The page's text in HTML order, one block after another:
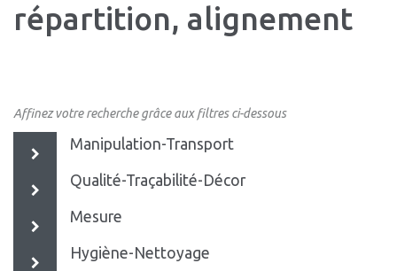
répartition, alignement
Affinez votre recherche grâce aux filtres ci-dessous
Manipulation-Transport
Qualité-Traçabilité-Décor
Mesure
Hygiène-Nettoyage